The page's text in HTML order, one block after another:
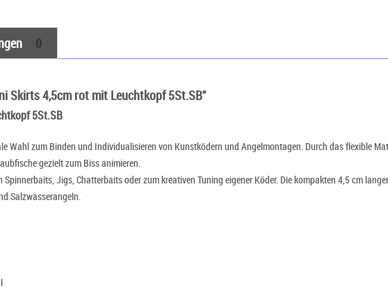
0
Skirts 4,5cm rot mit Leuchtkopf 5St.SB"
5St.SB
Wahl zum Binden und Individualisieren von Kunstködern und Angelmontagen. Durch das flexible
gezielt zum Biss animieren.
Spinnerbaits, Jigs, Chatterbaits oder zum kreativen Tuning eigener Köder. Die kompakten 4,5 cm
Salzwasserangeln.